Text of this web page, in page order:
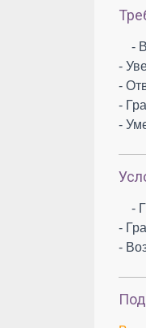
-
-
-
-
-
-
-
-